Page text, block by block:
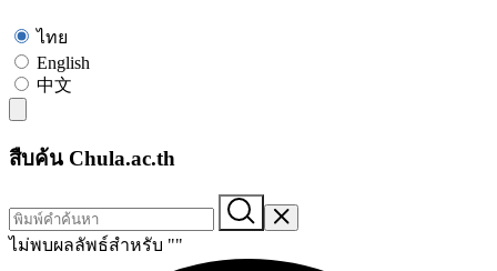
ไทย
English
中文
สืบค้น Chula.ac.th
ไม่พบผลลัพธ์สำหรับ ""